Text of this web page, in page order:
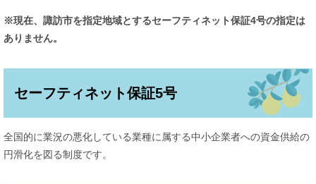
※現在、諏訪市を指定地域とするセーフティネット保証4号の指定は
ありません。
セーフティネット保証5号
全国的に業況の悪化している業種に属する中小企業者への資金供給の
円滑化を図る制度です。